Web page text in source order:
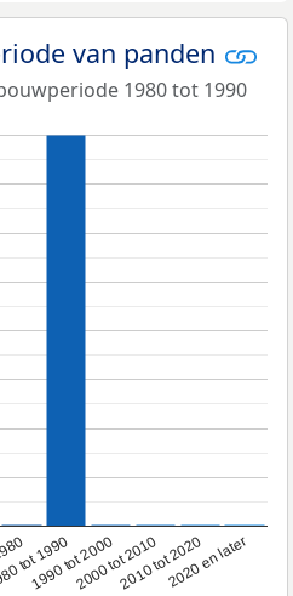
van panden
1980 tot 1990
tot 1990
1990 tot 20002000 tot 20102010 tot 20202020 en later